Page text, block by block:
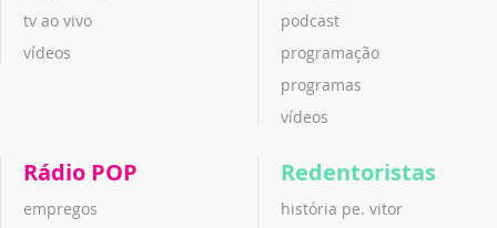
tv ao vivo
vídeos
podcast
programação
programas
vídeos
Rádio POP
empregos
Redentoristas
história pe. vitor